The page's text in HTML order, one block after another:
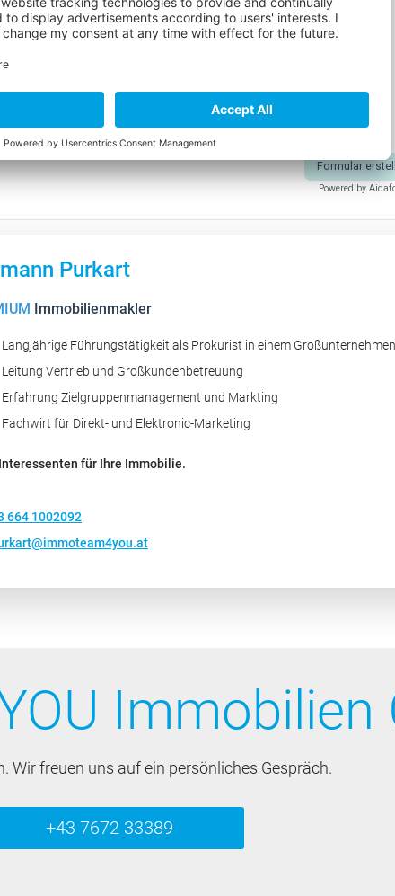
Purkart
Immobilienmakler
Langjährige Führungstätigkeit als Prokurist in einem Großunternehmen
Leitung Vertrieb und Großkundenbetreuung
Erfahrung Zielgruppenmanagement und Markting
Fachwirt für Direkt- und Elektronic-Marketing
für Ihre Immobilie.
664 1002092
Immobilien
Wir freuen uns auf ein persönliches Gespräch.
+43 7672 33389